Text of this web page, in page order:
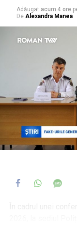
Adăugat acum 4 ore
De Alexandra Manea